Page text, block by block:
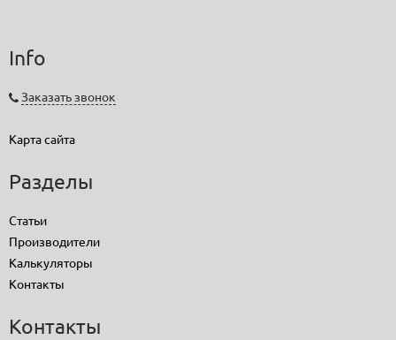
Info
Заказать звонок
Карта сайта
Разделы
Статьи
Производители
Калькуляторы
Контакты
Контакты